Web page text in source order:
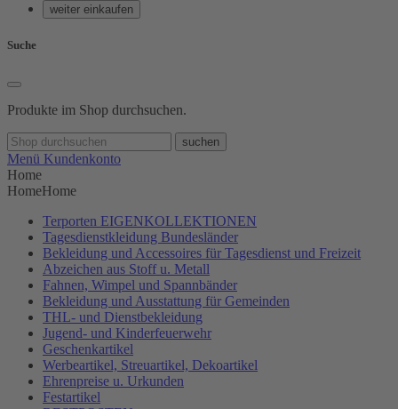
weiter einkaufen
Suche
Produkte im Shop durchsuchen.
suchen
Menü Kundenkonto
Home
HomeHome
Terporten EIGENKOLLEKTIONEN
Tagesdienstkleidung Bundesländer
Bekleidung und Accessoires für Tagesdienst und Freizeit
Abzeichen aus Stoff u. Metall
Fahnen, Wimpel und Spannbänder
Bekleidung und Ausstattung für Gemeinden
THL- und Dienstbekleidung
Jugend- und Kinderfeuerwehr
Geschenkartikel
Werbeartikel, Streuartikel, Dekoartikel
Ehrenpreise u. Urkunden
Festartikel